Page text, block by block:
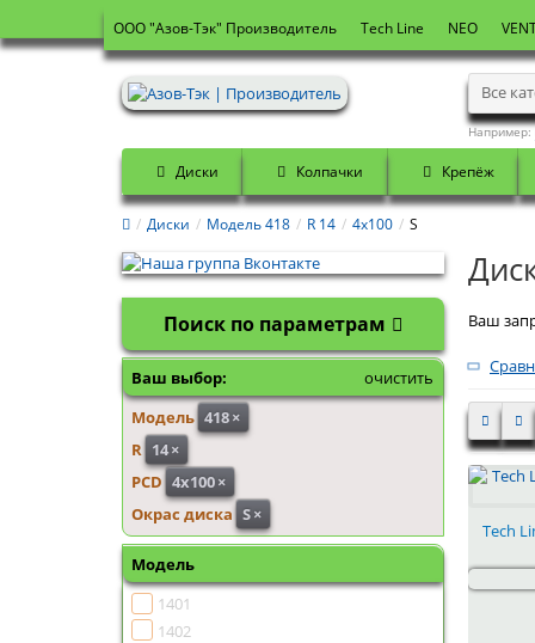
OOO "Азов-Тэк" Производитель Tech Line NEO
Все
Например:
Диски Колпачки Крепёж
Диски Модель 418 R 14 4x100 S
Поиск по параметрам
Ваш выбор:
очистить
Модель 418×
R 14×
PCD 4x100×
Окрас диска S×
Модель
1401
1402
Ваш
Tech